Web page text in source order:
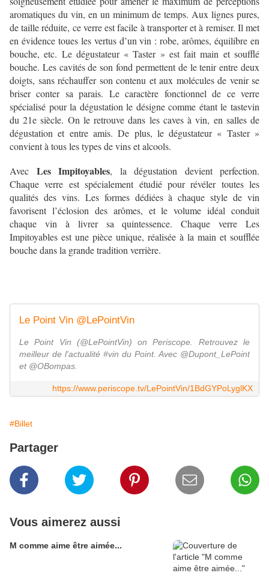
aromatiques du vin, en un minimum de temps. Aux lignes pures,
de taille réduite, ce verre est facile à transporter et à remiser. Il met
en évidence toues les vertus d’un vin : robe, arômes, équilibre en
bouche, etc. Le dégustateur « Taster » est fait main et soufflé
bouche. Les cavités de son fond permettent de le tenir entre deux
doigts, sans réchauffer son contenu et aux molécules de venir se
briser conter sa parais. Le caractère fonctionnel de ce verre
spécialisé pour la dégustation le désigne comme étant le tastevin
du 21e siècle. On le retrouve dans les caves à vin, en salles de
dégustation et entre amis. De plus, le dégustateur « Taster »
convient à tous les types de vins et alcools.
Avec Les Impitoyables, la dégustation devient perfection.
Chaque verre est spécialement étudié pour révéler toutes les
qualités des vins. Les formes dédiées à chaque style de vin
favorisent l’éclosion des arômes, et le volume idéal conduit
chaque vin à livrer sa quintessence. Chaque verre Les
Impitoyables est une pièce unique, réalisée à la main et soufflée
bouche dans la grande tradition verrière.
Le Point Vin @LePointVin
Le Point Vin (@LePointVin) on Periscope. Retrouvez le
meilleur de l'actualité #vin du Point. Avec @Dupont_LePoint
et @OBompas.
https://www.periscope.tv/LePointVin/1BdGYPoLyglKX
#Billet
Partager
Vous aimerez aussi
M comme aime être aimée...